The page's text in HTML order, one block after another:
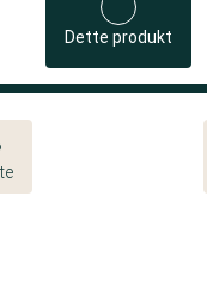
Dette produkt